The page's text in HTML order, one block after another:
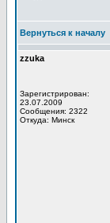
Вернуться к началу
zzuka
Зарегистрирован:
23.07.2009
Сообщения: 2322
Откуда: Минск